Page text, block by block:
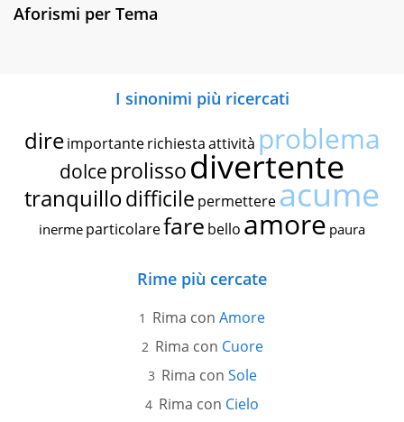
Aforismi per Tema
I sinonimi più ricercati
dire importante richiestaattività problema
dolce prolissodivertente
tranquillodifficile permettereacume
inerme particolarefare bello amore paura
Rime più cercate
Rima con Amore
Rima con Cuore
Rima con Sole
Rima con Cielo